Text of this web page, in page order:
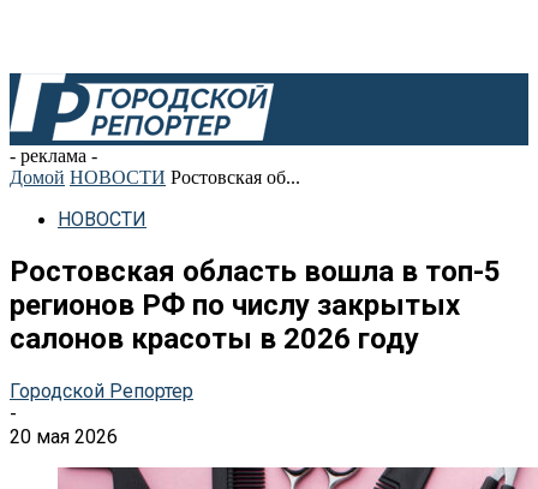
- реклама -
Домой НОВОСТИ Ростовская об...
НОВОСТИ
Ростовская область вошла в топ-5
регионов РФ по числу закрытых
салонов красоты в 2026 году
Городской Репортер
-
20 мая 2026